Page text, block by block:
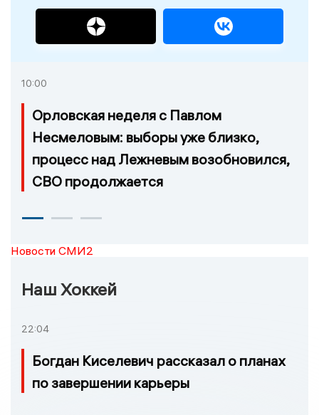
10:00
Орловская неделя с Павлом
Несмеловым: выборы уже близко,
процесс над Лежневым возобновился,
СВО продолжается
Новости СМИ2
Наш Хоккей
22:04
Богдан Киселевич рассказал о планах
по завершении карьеры